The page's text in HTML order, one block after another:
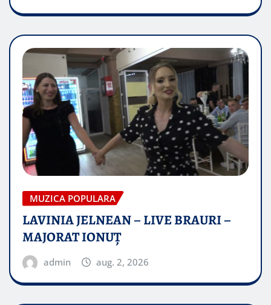
MUZICA POPULARA
LAVINIA JELNEAN – LIVE BRAURI –
MAJORAT IONUŢ
admin aug. 2, 2026